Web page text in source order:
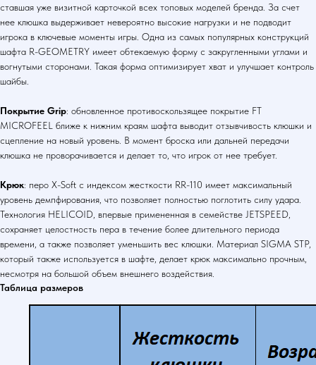
ставшая уже визитной карточкой всех топовых моделей бренда. За счет
нее клюшка выдерживает невероятно высокие нагрузки и не подводит
игрока в ключевые моменты игры. Одна из самых популярных конструкций
шафта R-GEOMETRY имеет обтекаемую форму с закругленными углами и
вогнутыми сторонами. Такая форма оптимизирует хват и улучшает контроль
шайбы.
Покрытие Grip: обновленное противоскользящее покрытие FT
MICROFEEL ближе к нижним краям шафта выводит отзывчивость клюшки и
сцепление на новый уровень. В момент броска или дальней передачи
клюшка не проворачивается и делает то, что игрок от нее требует.
Крюк: перо X-Soft с индексом жесткости RR-110 имеет максимальный
уровень демпфирования, что позволяет полностью поглотить силу удара.
Технология HELICOID, впервые примененная в семействе JETSPEED,
сохраняет целостность пера в течение более длительного периода
времени, а также позволяет уменьшить вес клюшки. Материал SIGMA STP,
который также используется в шафте, делает крюк максимально прочным,
несмотря на большой объем внешнего воздействия.
Таблица размеров